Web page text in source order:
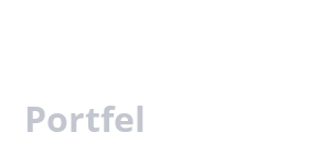
Portfel